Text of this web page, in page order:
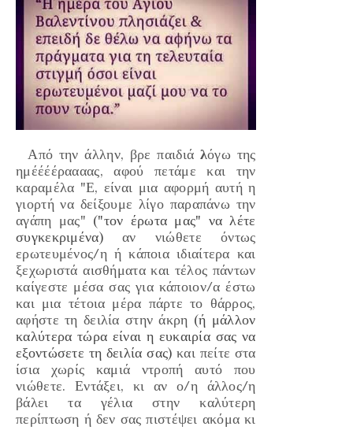
Από την άλλην, βρε παιδιά λόγω της
ημέέέέραααας, αφού πετάμε και την
καραμέλα "Ε, είναι μια αφορμή αυτή η
γιορτή να δείξουμε λίγο παραπάνω την
αγάπη μας" ("τον έρωτα μας" να λέτε
συγκεκριμένα)αν νιώθετε όντως
ερωτευμένος/η ή κάποια ιδιαίτερα και
ξεχωριστά αισθήματα και τέλος πάντων
καίγεστε μέσα σας για κάποιον/α έστω
και μια τέτοια μέρα πάρτε το θάρρος,
αφήστε τη δειλία στην άκρη (ή μάλλον
καλύτερα τώρα είναι η ευκαιρία σας να
εξοντώσετε τη δειλία σας) και πείτε στα
ίσια χωρίς καμιά ντροπή αυτό που
νιώθετε. Εντάξει, κι αν ο/η άλλος/η
βάλει τα γέλια στην καλύτερη
περίπτωση ή δεν σας πιστέψει ακόμα κι